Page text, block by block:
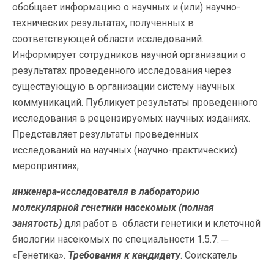
обобщает информацию о научных и (или) научно-
технических результатах, полученных в
соответствующей области исследований.
Информирует сотрудников научной организации о
результатах проведенного исследования через
существующую в организации систему научных
коммуникаций. Публикует результаты проведенного
исследования в рецензируемых научных изданиях.
Представляет результаты проведенных
исследований на научных (научно-практических)
мероприятиях;
инженера-исследователя в лабораторию
молекулярной генетики насекомых (полная
занятость) для работ в области генетики и клеточной
биологии насекомых по специальности 1.5.7. ─
«Генетика». Требования к кандидату. Соискатель